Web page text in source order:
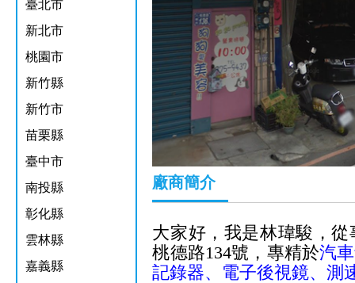
臺北市
新北市
桃園市
新竹縣
新竹市
苗栗縣
臺中市
南投縣
彰化縣
雲林縣
嘉義縣
廠商簡介
大家好，我是林瑋駿，
桃德路134號，專精於汽
記錄器、電子後視鏡、測